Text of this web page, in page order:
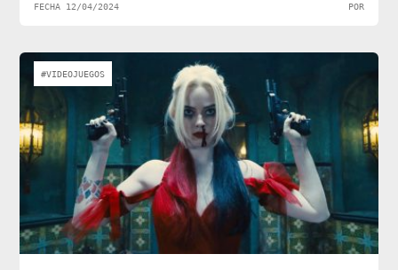
FECHA 12/04/2024 POR
#VIDEOJUEGOS